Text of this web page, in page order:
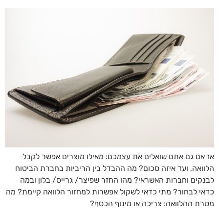
אז אם גם אתם שואלים את עצמכם: מאילו מוצרים אפשר לקבל
הלוואה, ועד איזה סכום? מה ההבדל בין הריביות בחברת הביטוח
לבנקים וחברות האשראי? מהו החזר שפיצר/ גרייס/ בלון ובמה
כדאי לבחור? מתי כדאי לשקול אפשרות למחזור הלוואה קיימת? מה
מטרת ההלוואה: צריכה או מינוף הכסף?